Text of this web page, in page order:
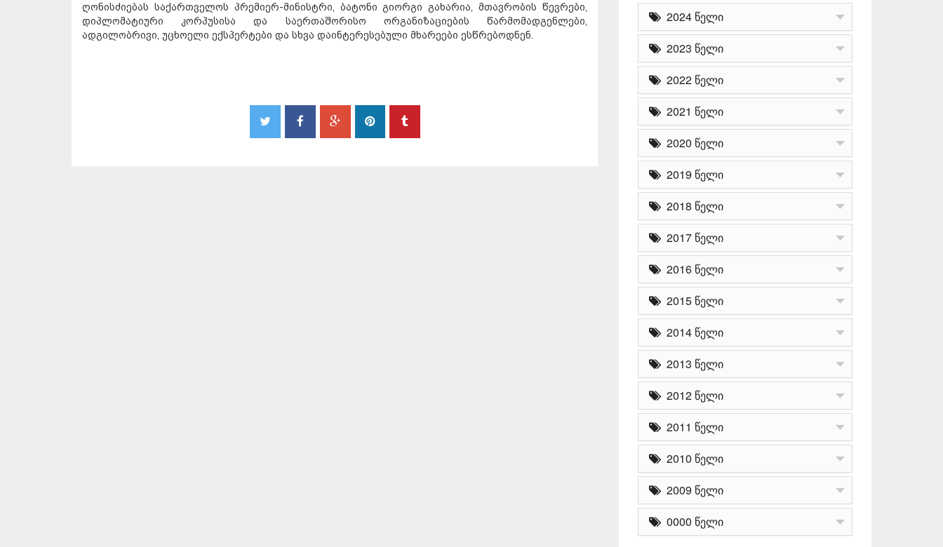
ღონისძიებას საქართველოს პრემიერ-მინისტრი, ბატონი გიორგი გახარია, მთავრობის წევრები,
დიპლომატიური კორპუსისა და საერთაშორისო ორგანიზაციების წარმომადგენლები,
ადგილობრივი, უცხოელი ექსპერტები და სხვა დაინტერესებული მხარეები ესწრებოდნენ.
2024 წელი
2023 წელი
2022 წელი
2021 წელი
2020 წელი
2019 წელი
2018 წელი
2017 წელი
2016 წელი
2015 წელი
2014 წელი
2013 წელი
2012 წელი
2011 წელი
2010 წელი
2009 წელი
0000 წელი